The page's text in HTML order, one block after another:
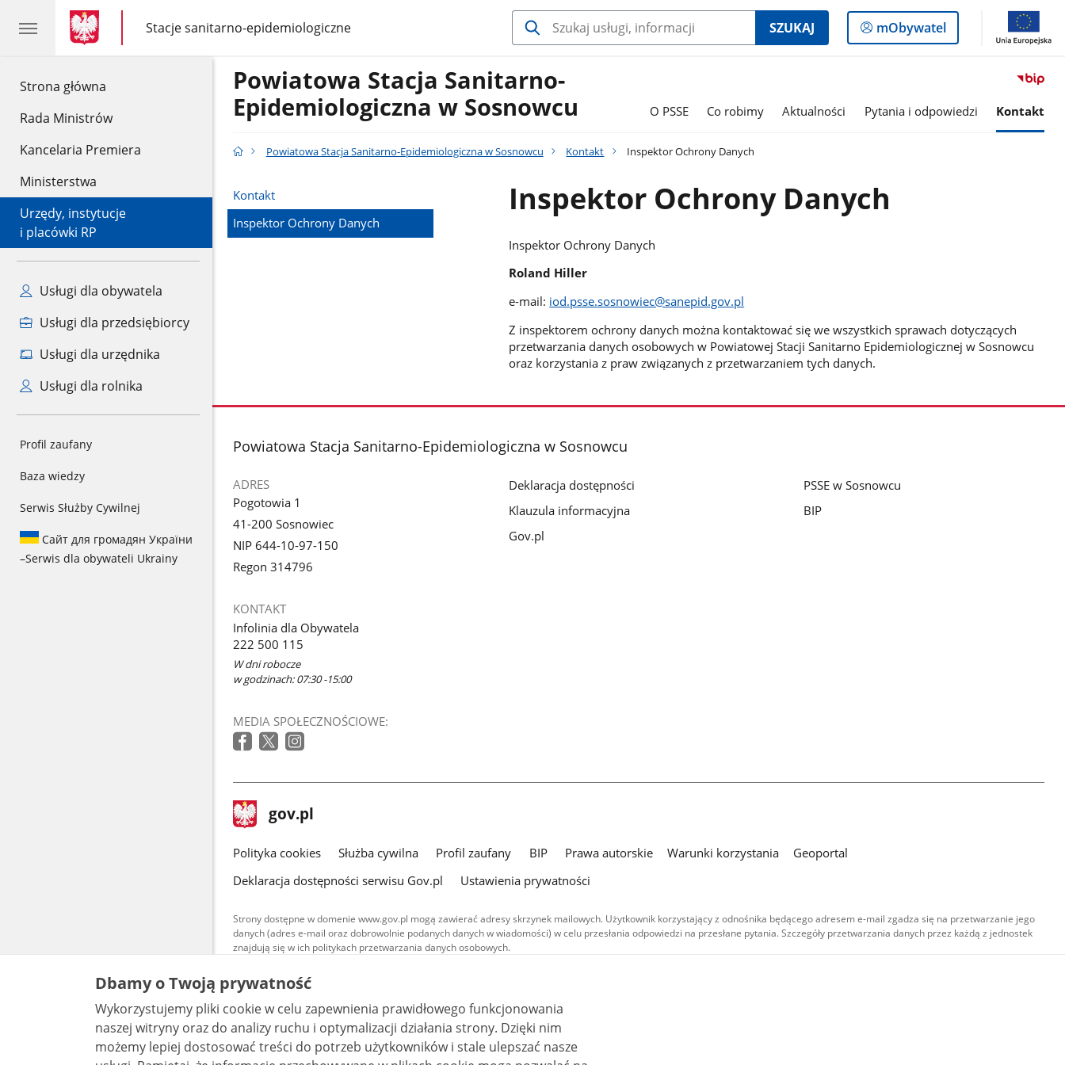
Strona główna
Rada Ministrów
Kancelaria Premiera
Ministerstwa
Urzędy, instytucje
i placówki RP
Usługi dla obywatela
Usługi dla przedsiębiorcy
Usługi dla urzędnika
Usługi dla rolnika
Profil zaufany
Baza wiedzy
Serwis Służby Cywilnej
Сайт для громадян України
–Serwis dla obywateli Ukrainy
gov.pl
gov.pl
Stacje sanitarno-epidemiologiczne
gov.pl
Stacje
sanitarno-
epidemiologiczne
SZUKAJ
Logowanie
do
mObywatel
Powiatowa Stacja Sanitarno-
Epidemiologiczna w Sosnowcu
O PSSE Co robimy Aktualności Pytania i odpowiedzi Kontakt
Powiatowa Stacja Sanitarno-Epidemiologiczna w Sosnowcu Kontakt Inspektor Ochrony Danych
Kontakt
Inspektor Ochrony Danych
Inspektor Ochrony Danych
Inspektor Ochrony Danych
Roland Hiller
e-mail: iod.psse.sosnowiec@sanepid.gov.pl
Z inspektorem ochrony danych można kontaktować się we wszystkich sprawach dotyczących
przetwarzania danych osobowych w Powiatowej Stacji Sanitarno Epidemiologicznej w Sosnowcu
oraz korzystania z praw związanych z przetwarzaniem tych danych.
stopka
Powiatowa Stacja Sanitarno-Epidemiologiczna w Sosnowcu
ADRES
Pogotowia 1
41-200 Sosnowiec
NIP 644-10-97-150
Regon 314796
KONTAKT
Infolinia dla Obywatela
222 500 115
W dni robocze
w godzinach: 07:30 -15:00
MEDIA SPOŁECZNOŚCIOWE:
Deklaracja dostępności
Klauzula informacyjna
Gov.pl
PSSE w Sosnowcu
BIP
stopka
gov.pl Strona
gov.pl
gov.pl
Polityka cookies Służba cywilna Profil zaufany BIP Prawa autorskie Warunki korzystania
Geoportal
Deklaracja dostępności serwisu Gov.pl
Ustawienia prywatności
Strony dostępne w domenie www.gov.pl mogą zawierać adresy skrzynek mailowych. Użytkownik korzystający z odnośnika będącego adresem e-mail zgadza się na przetwarzanie jego
danych (adres e-mail oraz dobrowolnie podanych danych w wiadomości) w celu przesłania odpowiedzi na przesłane pytania. Szczegóły przetwarzania danych przez każdą z jednostek
znajdują się w ich politykach przetwarzania danych osobowych.
Treści tekstowe publikowane w serwisie (z wyłączeniem treści audiowizualnych), są
udostępniane na licencji typu Creative Commons: uznanie autorstwa - na tych samych
warunkach 4.0 (CC BY-SA 4.0). Materiały audiowizualne, w tym zdjęcia, materiały audio i wideo,
są udostępniane na licencji typu Creative Commons: uznanie autorstwa użycie niekomercyjne -
bez utworów zależnych 4.0 (CC BY-NC-ND 4.0), o ile nie jest to stwierdzone inaczej.
Dbamy o Twoją prywatność
Wykorzystujemy pliki cookie w celu zapewnienia prawidłowego funkcjonowania
naszej witryny oraz do analizy ruchu i optymalizacji działania strony. Dzięki nim
możemy lepiej dostosować treści do potrzeb użytkowników i stale ulepszać nasze